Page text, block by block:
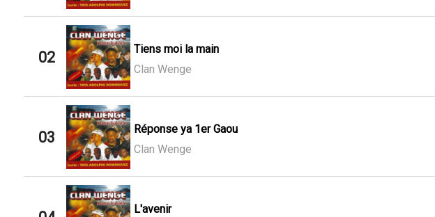
02
Tiens moi la main
Clan Wenge
03
Réponse ya 1er Gaou
Clan Wenge
L'avenir